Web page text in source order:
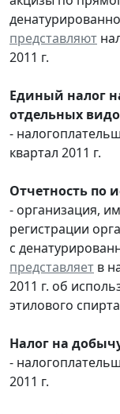
представляют
2011 г.
Единый налог
отдельных
-
квартал 2011 г.
Отчетность по
- организация,
регистрации
с
представляет в
2011 г. об
этилового спирта
Налог на
-
2011 г.